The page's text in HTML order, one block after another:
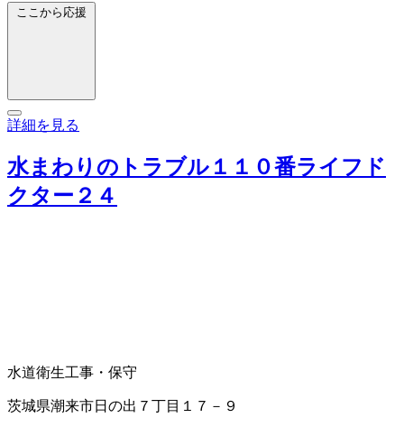
ここから応援
詳細を見る
水まわりのトラブル１１０番ライフド
クター２４
水道衛生工事・保守
茨城県潮来市日の出７丁目１７－９